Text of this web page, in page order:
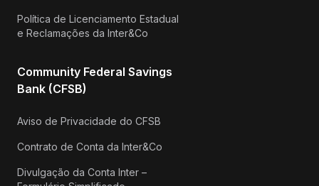
Política de Licenciamento Estadual
e Reclamações da Inter&Co
Community Federal Savings
Bank (CFSB)
Aviso de Privacidade do CFSB
Contrato de Conta da Inter&Co
Divulgação da Conta Inter –